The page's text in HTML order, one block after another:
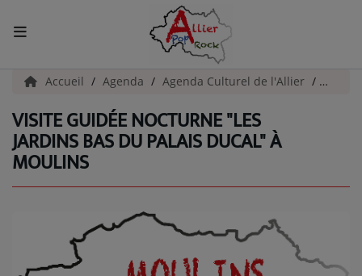
ACCUEIL
Actualités
INFOS - ALLIER
INFOS POP ROCK
Accueil Agenda Agenda Culturel de l'Allier Visite
VISITE GUIDÉE NOCTURNE "LES
JARDINS BAS DU PALAIS DUCAL" À
MOULINS